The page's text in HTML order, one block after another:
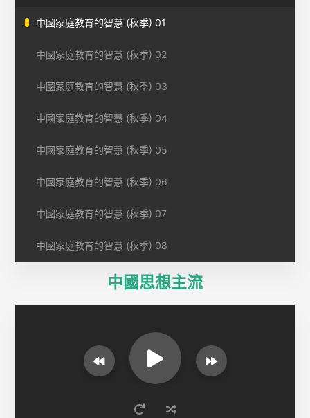
中國家庭教育的智慧 (秋季) 01
中國家庭教育的智慧 (秋季) 02
中國家庭教育的智慧 (秋季) 03
中國家庭教育的智慧 (秋季) 04
中國家庭教育的智慧 (秋季) 05
中國家庭教育的智慧 (秋季) 06
中國家庭教育的智慧 (秋季) 07
中國家庭教育的智慧 (秋季) 08
中國思想主流